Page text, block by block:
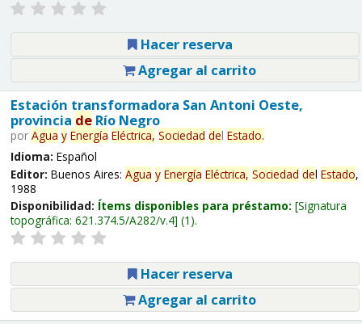
Hacer reserva
Agregar al carrito
Estación transformadora San Antoni Oeste,
provincia deRío Negro
por Agua y Energía Eléctrica, Sociedad del Estado.
Idioma: Español
Editor: Buenos Aires: Agua y Energía Eléctrica, Sociedad del Estado,
1988
Disponibilidad: Ítems disponibles para préstamo: Signatura
topográfica: 621.374.5/A282/v.4 (1).
Hacer reserva
Agregar al carrito